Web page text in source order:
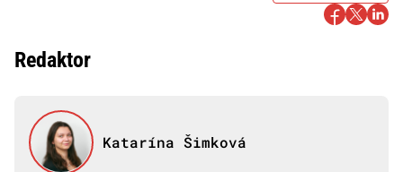
Redaktor
Katarína Šimková